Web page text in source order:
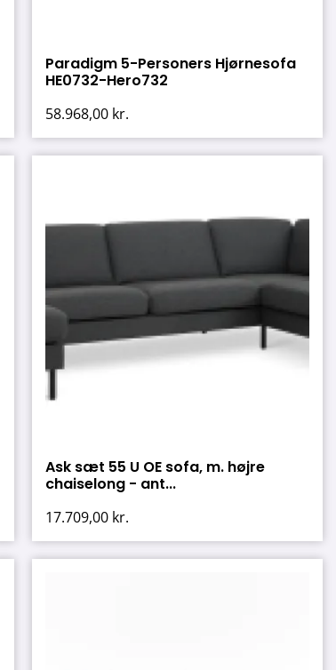
Paradigm 5-Personers Hjørnesofa
HE0732-Hero732
58.968,00 kr.
Ask sæt 55 U OE sofa, m. højre
chaiselong - ant...
17.709,00 kr.